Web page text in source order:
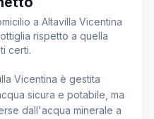
a Altavilla Vicentina
rispetto a quella
certi.
Vicentina è gestita
sicura e potabile, ma
dall'acqua minerale a